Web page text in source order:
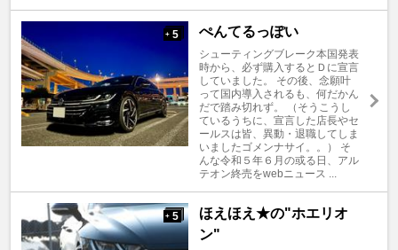
+ 5 ぺんてるっぽい
シューティングブレーク本国発表
時から、必ず購入するとＤに宣言
していました。 その後、念願叶
って国内導入されるも、何だかん
だで踏み切れず。 （そうこうし
ているうちに、宣言した店長やセ
ールスは皆、異動・退職してしま
いましたゴメンナサイ。。） そ
んな令和５年６月の或る日、アル
テオン終売をwebニュース ...
+ 5
ほえほえ★の"ホエリオ
ン"